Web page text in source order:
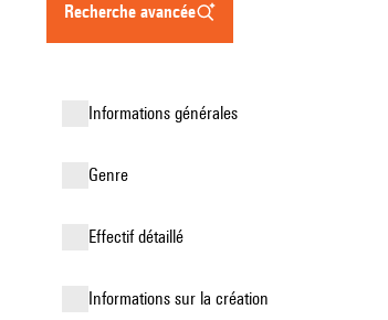
recherche avancée
informations générales
genre
effectif détaillé
informations sur la création